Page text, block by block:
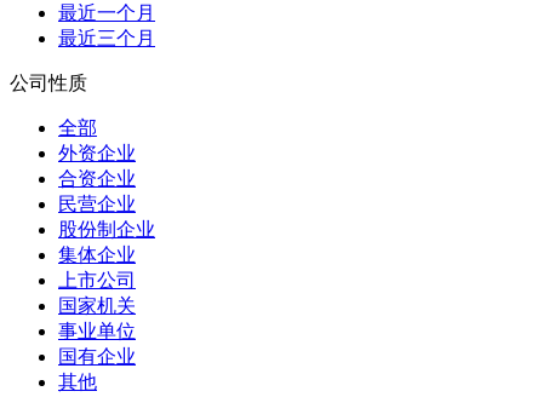
最近一个月
最近三个月
公司性质
全部
外资企业
合资企业
民营企业
股份制企业
集体企业
上市公司
国家机关
事业单位
国有企业
其他